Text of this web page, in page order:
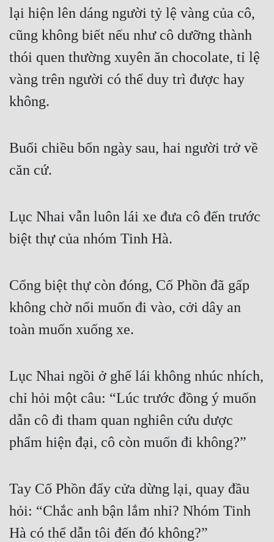
lại hiện lên dáng người tỷ lệ vàng của cô,
cũng không biết nếu như cô dưỡng thành
thói quen thường xuyên ăn chocolate, tỉ lệ
vàng trên người có thể duy trì được hay
không.
Buổi chiều bốn ngày sau, hai người trở về
căn cứ.
Lục Nhai vẫn luôn lái xe đưa cô đến trước
biệt thự của nhóm Tinh Hà.
Cổng biệt thự còn đóng, Cố Phồn đã gấp
không chờ nổi muốn đi vào, cởi dây an
toàn muốn xuống xe.
Lục Nhai ngồi ở ghế lái không nhúc nhích,
chỉ hỏi một câu: “Lúc trước đồng ý muốn
dẫn cô đi tham quan nghiên cứu dược
phẩm hiện đại, cô còn muốn đi không?”
Tay Cố Phồn đẩy cửa dừng lại, quay đầu
hỏi: “Chắc anh bận lắm nhỉ? Nhóm Tinh
Hà có thể dẫn tôi đến đó không?”